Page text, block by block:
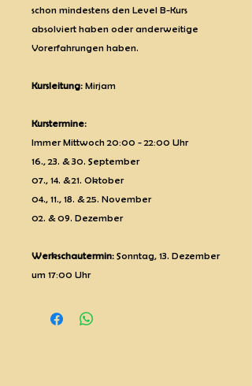
schon mindestens den Level B-Kurs
absolviert haben oder anderweitige
Vorerfahrungen haben.
Kursleitung: Mirjam
Kurstermine:
Immer Mittwoch 20:00 - 22:00 Uhr
16., 23. & 30. September
07., 14. & 21. Oktober
04., 11., 18. & 25. November
02. & 09. Dezember
Werkschautermin: Sonntag, 13. Dezember
um 17:00 Uhr